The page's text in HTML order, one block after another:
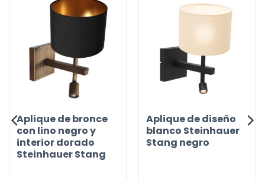
Aplique de bronce
con lino negro y
interior dorado
Steinhauer Stang
Aplique de diseño
blanco Steinhauer
Stang negro